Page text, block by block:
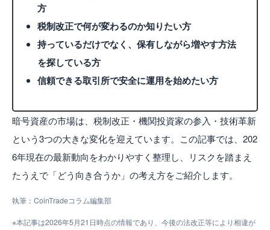
方
税制改正で何が変わるのか知りたい方
持っているだけでなく、保有しながら増やす方法
を探している方
信頼できる取引所で安全に運用を始めたい方
暗号資産の市場は、税制改正・機関投資家の参入・技術革新
という3つの大きな変化を迎えています。この記事では、202
6年現在の最新動向をわかりやすく整理し、リスクを踏まえ
たうえで「どう向き合うか」の考え方をご紹介します。
執筆：CoinTradeコラム編集部
※本記事は2026年5月21日時点の情報であり、今後の法改正等により相違が